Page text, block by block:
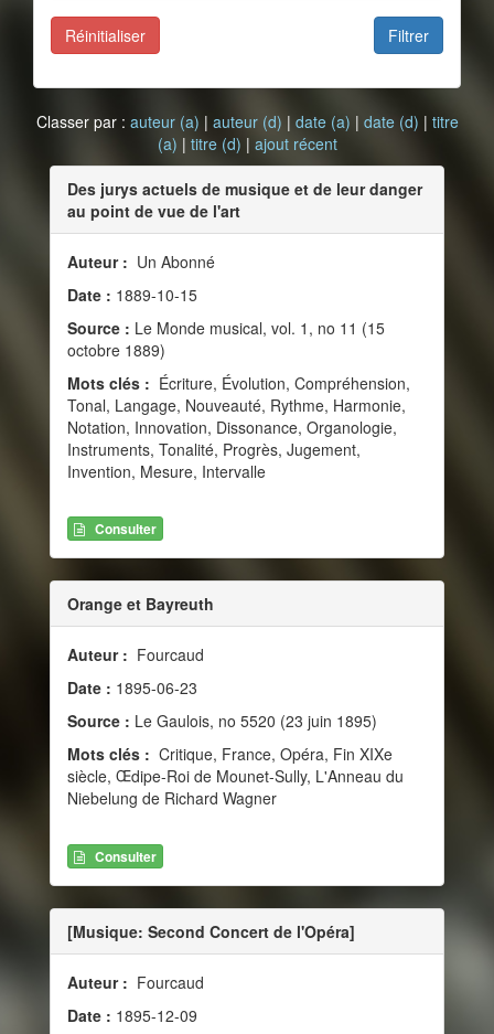
Filtrer
Réinitialiser
Classer par : auteur (a) | auteur (d) | date (a) | date (d) | titre
(a) | titre (d) | ajout récent
Des jurys actuels de musique et de leur danger
au point de vue de l'art
Auteur : Un Abonné
Date : 1889-10-15
Source : Le Monde musical, vol. 1, no 11 (15
octobre 1889)
Mots clés : Écriture, Évolution, Compréhension,
Tonal, Langage, Nouveauté, Rythme, Harmonie,
Notation, Innovation, Dissonance, Organologie,
Instruments, Tonalité, Progrès, Jugement,
Invention, Mesure, Intervalle
Consulter
Orange et Bayreuth
Auteur : Fourcaud
Date : 1895-06-23
Source : Le Gaulois, no 5520 (23 juin 1895)
Mots clés : Critique, France, Opéra, Fin XIXe
siècle, Œdipe-Roi de Mounet-Sully, L'Anneau du
Niebelung de Richard Wagner
Consulter
[Musique: Second Concert de l'Opéra]
Auteur : Fourcaud
Date : 1895-12-09